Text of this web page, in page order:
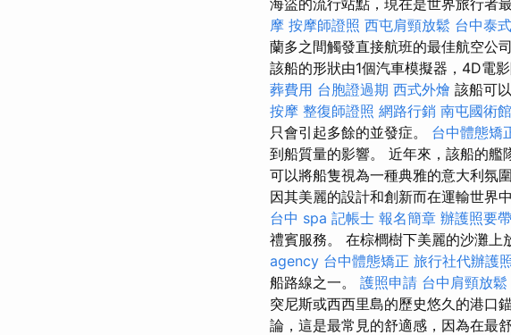
摩 按摩師證照 西屯肩頸放鬆 台中泰
蘭多之間觸發直接航班的最佳航空公
該船的形狀由1個汽車模擬器，4D電
葬費用 台胞證過期 西式外燴 該船可
按摩 整復師證照 網路行銷 南屯國術
只會引起多餘的並發症。 台中體態矯
到船質量的影響。 近年來，該船的艦
可以將船隻視為一種典雅的意大利氛
因其美麗的設計和創新而在運輸世界
台中 spa 記帳士 報名簡章 辦護照要
禮賓服務。 在棕櫚樹下美麗的沙灘上
agency 台中體態矯正 旅行社代辦護
船路線之一。 護照申請 台中肩頸放鬆
突尼斯或西西里島的歷史悠久的港口
論，這是最常見的舒適感，因為在最